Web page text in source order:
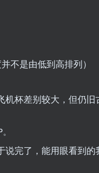
不是由低到高排列）
杯差别较大，但仍旧
说完了，能用眼看到